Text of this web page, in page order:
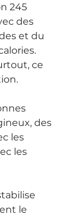
245
des
et du
ce
des
les
les
le